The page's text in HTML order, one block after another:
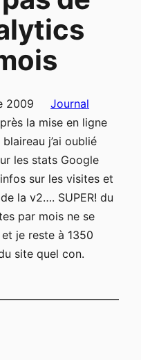
2009
Journal
la mise en ligne
j’ai oublié
les stats Google
sur les visites et
la v2…. SUPER! du
par mois ne se
je reste à 1350
site quel con.